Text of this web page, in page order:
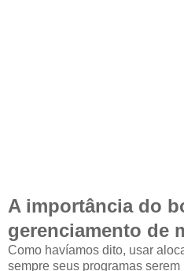
A importância do
gerenciamento de
Como havíamos dito, usar
sempre seus programas